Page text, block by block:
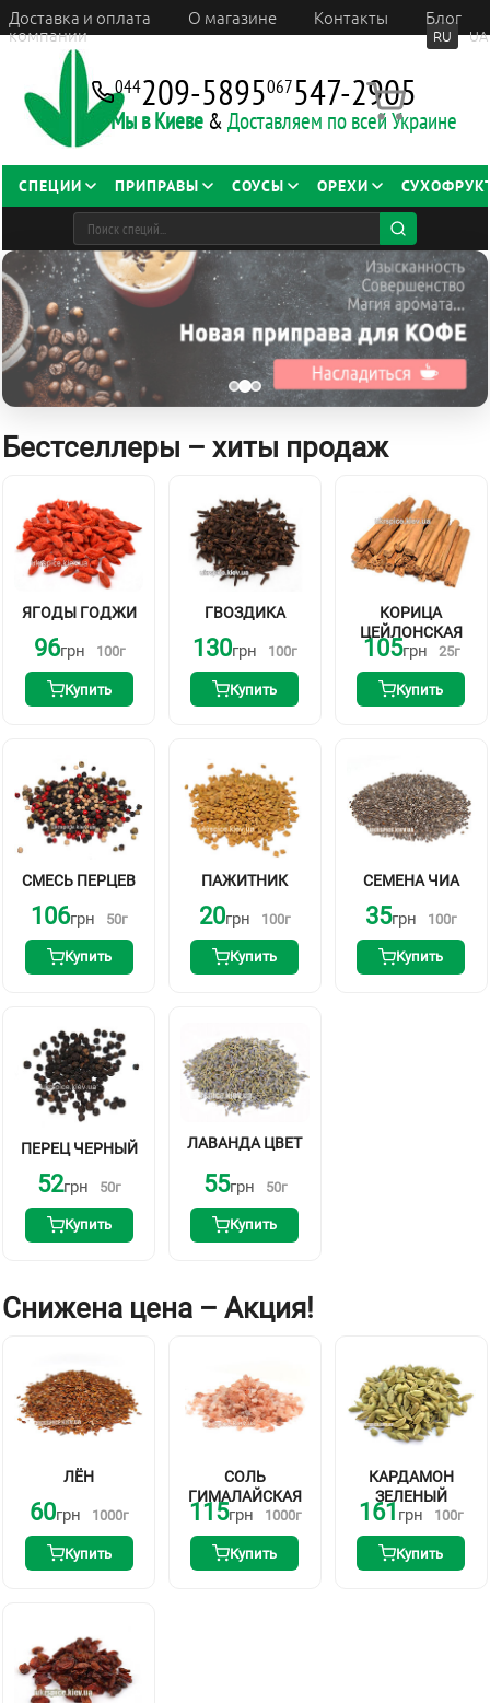
Доставка и оплата О магазине Контакты Блог
компании RU UA
044209-5895067547-2905
Мы в Киеве &Доставляем по всей Украине
СПЕЦИИ ПРИПРАВЫ СОУСЫ ОРЕХИ
Бестселлеры – хиты продаж
ЯГОДЫ ГОДЖИ
96грн 100г
Купить
ГВОЗДИКА
130грн 100г
Купить
КОРИЦА
ЦЕЙЛОНСКАЯ
105грн 25г
Купить
СМЕСЬ ПЕРЦЕВ
106грн 50г
Купить
ПАЖИТНИК
20грн 100г
Купить
СЕМЕНА ЧИА
35грн 100г
Купить
ПЕРЕЦ ЧЕРНЫЙ
52грн 50г
Купить
ЛАВАНДА ЦВЕТ
55грн 50г
Купить
Снижена цена – Акция!
ЛЁН
60грн 1000г
Купить
СОЛЬ
ГИМАЛАЙСКАЯ
115грн 1000г
Купить
КАРДАМОН
ЗЕЛЕНЫЙ
161 грн 100г
Купить